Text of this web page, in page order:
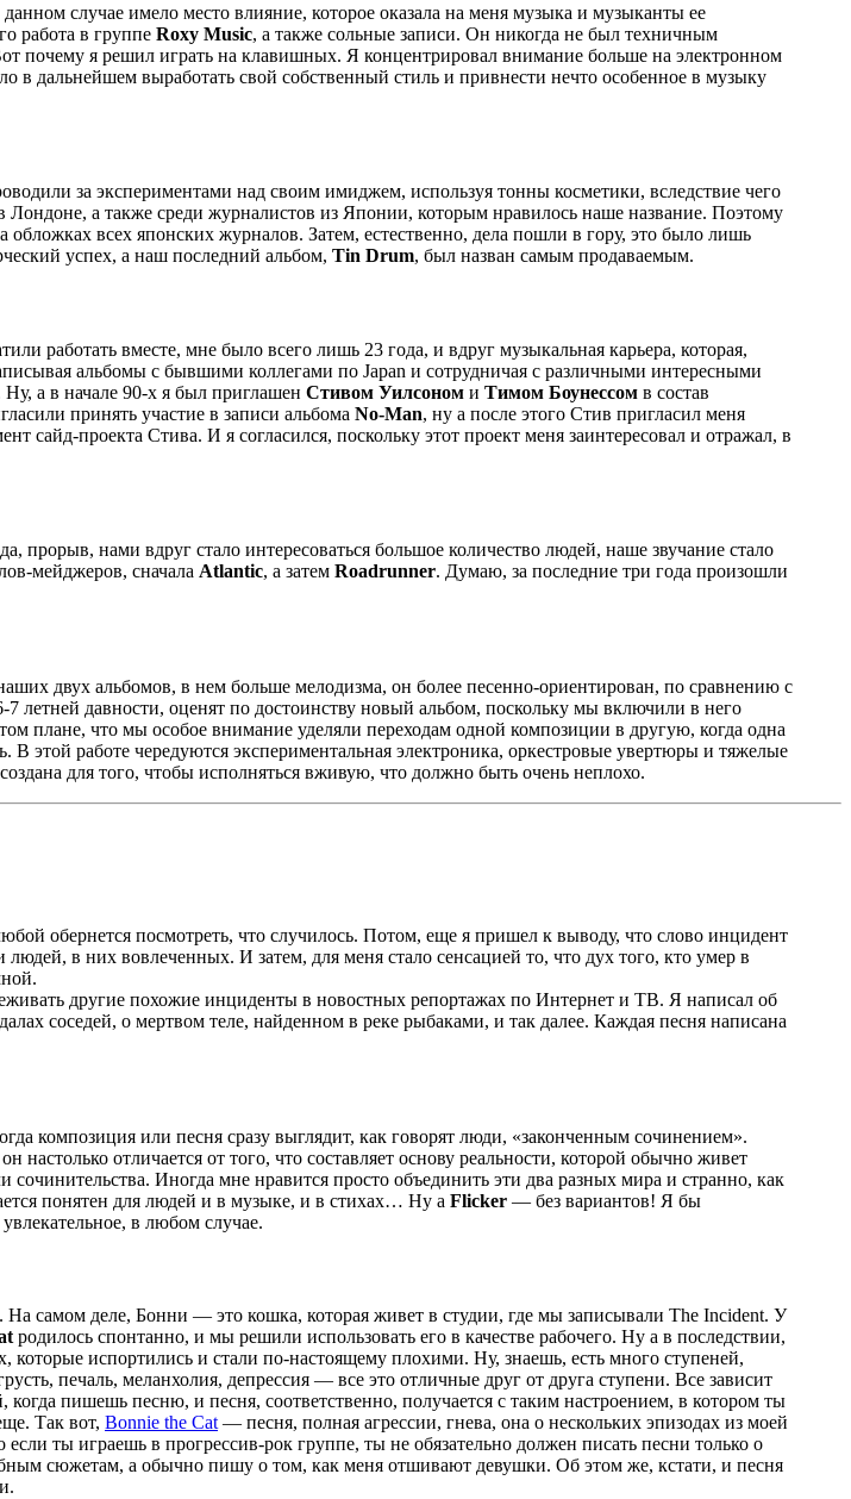
случае имело место влияние, которое оказала на меня музыка и музыканты ее
работа в группе Roxy Music, а также сольные записи. Он никогда не был техничным
почему я решил играть на клавишных. Я концентрировал внимание больше на электронном
в дальнейшем выработать свой собственный стиль и привнести нечто особенное в музыку
за экспериментами над своим имиджем, используя тонны косметики, вследствие чего
Лондоне, а также среди журналистов из Японии, которым нравилось наше название. Поэтому
всех японских журналов. Затем, естественно, дела пошли в гору, это было лишь
успех, а наш последний альбом, Tin Drum, был назван самым продаваемым.
работать вместе, мне было всего лишь 23 года, и вдруг музыкальная карьера, которая,
альбомы с бывшими коллегами по Japan и сотрудничая с различными интересными
а в начале 90-х я был приглашен Стивом Уилсоном и Тимом Боунессом в состав
принять участие в записи альбома No-Man, ну а после этого Стив пригласил меня
сайд-проекта Стива. И я согласился, поскольку этот проект меня заинтересовал и отражал, в
прорыв, нами вдруг стало интересоваться большое количество людей, наше звучание стало
мейджеров, сначала Atlantic, а затем Roadrunner. Думаю, за последние три года произошли
двух альбомов, в нем больше мелодизма, он более песенно-ориентирован, по сравнению с
давности, оценят по достоинству новый альбом, поскольку мы включили в него
плане, что мы особое внимание уделяли переходам одной композиции в другую, когда одна
этой работе чередуются экспериментальная электроника, оркестровые увертюры и тяжелые
для того, чтобы исполняться вживую, что должно быть очень неплохо.
обернется посмотреть, что случилось. Потом, еще я пришел к выводу, что слово инцидент
в них вовлеченных. И затем, для меня стало сенсацией то, что дух того, кто умер в
другие похожие инциденты в новостных репортажах по Интернет и ТВ. Я написал об
соседей, о мертвом теле, найденном в реке рыбаками, и так далее. Каждая песня написана
композиция или песня сразу выглядит, как говорят люди, «законченным сочинением».
настолько отличается от того, что составляет основу реальности, которой обычно живет
Иногда мне нравится просто объединить эти два разных мира и странно, как
понятен для людей и в музыке, и в стихах… Ну а Flicker — без вариантов! Я бы
в любом случае.
самом деле, Бонни — это кошка, которая живет в студии, где мы записывали The Incident. У
родилось спонтанно, и мы решили использовать его в качестве рабочего. Ну а в последствии,
испортились и стали по-настоящему плохими. Ну, знаешь, есть много ступеней,
печаль, меланхолия, депрессия — все это отличные друг от друга ступени. Все зависит
пишешь песню, и песня, соответственно, получается с таким настроением, в котором ты
Так вот, Bonnie the Cat — песня, полная агрессии, гнева, она о нескольких эпизодах из моей
ты играешь в прогрессив-рок группе, ты не обязательно должен писать песни только о
сюжетам, а обычно пишу о том, как меня отшивают девушки. Об этом же, кстати, и песня